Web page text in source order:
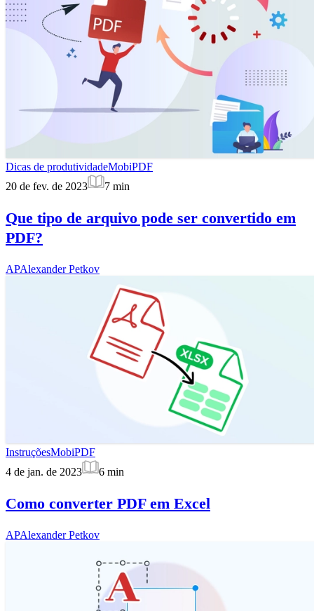
Dicas de produtividadeMobiPDF
20 de fev. de 2023
7 min
Que tipo de arquivo pode ser convertido em
PDF?
APAlexander Petkov
InstruçõesMobiPDF
4 de jan. de 2023
6 min
Como converter PDF em Excel
APAlexander Petkov